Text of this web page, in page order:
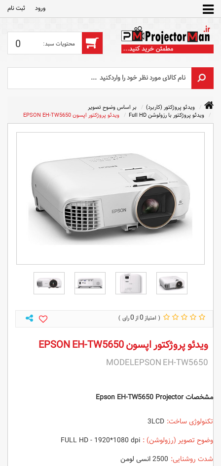
ورود ثبت‌ نام
0
ویدئو پروژکتور (کاربرد)
بر اساس وضوح تصویر
ویدئو پروژکتور با رزولوشن Full HD
ویدئو پروژکتور اپسون EPSON EH-TW5650
0
0
ویدئو پروژکتور اپسون EPSON EH-TW5650
MODELEPSON EH-TW5650
مشخصات Epson EH-TW5650 Projector
تکنولوژی ساخت:
وضوح تصویر (رزولوشن) :
شدت روشنایی: